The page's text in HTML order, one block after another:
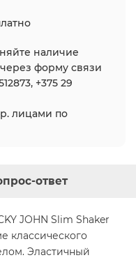
наличие
форму связи
+375 29
лицами по
ответ
JOHN Slim Shaker
классического
Эластичный